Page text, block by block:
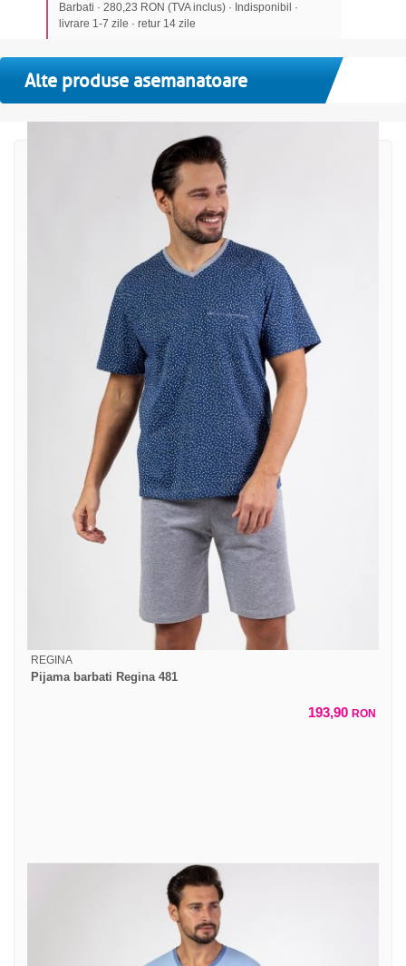
Barbati · 280,23 RON (TVA inclus) · Indisponibil ·
livrare 1-7 zile · retur 14 zile
Alte produse asemanatoare
REGINA
Pijama barbati Regina 481
193,90 RON